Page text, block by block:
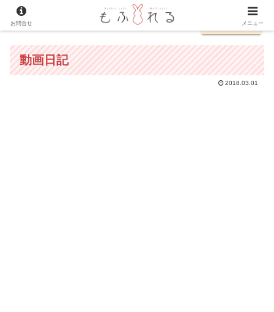
English
動画日記
2018.03.01
お問合せ メニュー